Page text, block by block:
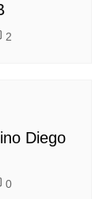
2
Diego
0